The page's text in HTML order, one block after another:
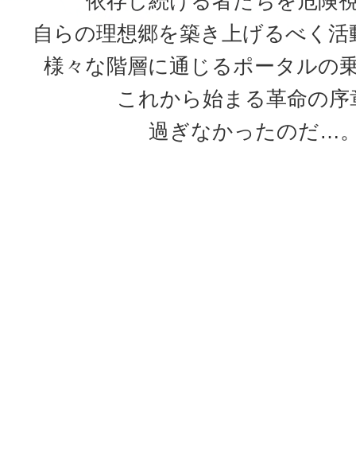
自らの理想郷を築き上げるべく
様々な階層に通じるポータルの
これから始まる革命の序
過ぎなかったのだ…